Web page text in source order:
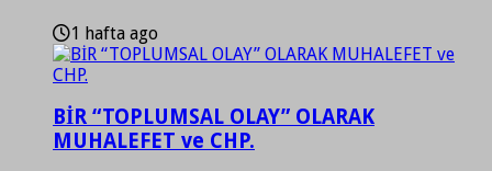
1 hafta ago
BİR “TOPLUMSAL OLAY” OLARAK
MUHALEFET ve CHP.